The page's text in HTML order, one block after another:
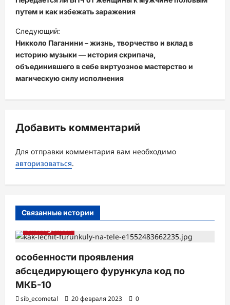
в
и
г
а
ц
з
п
и
с
и
путем и как избежать заражения
Следующий:
Никколо Паганини – жизнь, творчество и вклад в
историю музыки — история скрипача,
объединившего в себе виртуозное мастерство и
магическую силу исполнения
Добавить комментарий
Для отправки комментария вам необходимо
авторизоваться.
Связанные истории
Uncategorised
особенности проявления
абсцедирующего фурункула код по
МКБ-10
sib_ecometal 20 февраля 2023
0